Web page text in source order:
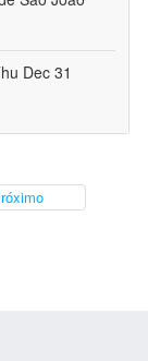
Dec 31